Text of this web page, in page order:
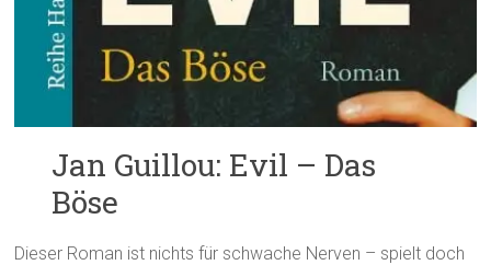
Jan Guillou: Evil – Das
Böse
Dieser Roman ist nichts für schwache Nerven – spielt doch